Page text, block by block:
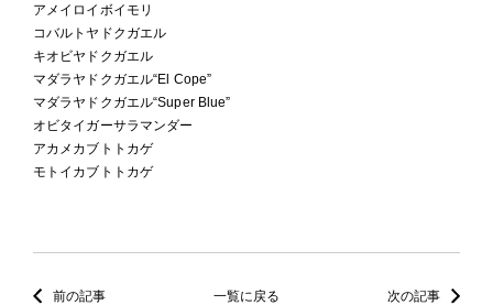
アメイロイボイモリ
コバルトヤドクガエル
キオビヤドクガエル
マダラヤドクガエル“El Cope”
マダラヤドクガエル“Super Blue”
オビタイガーサラマンダー
アカメカブトトカゲ
モトイカブトトカゲ
前の記事 一覧に戻る 次の記事